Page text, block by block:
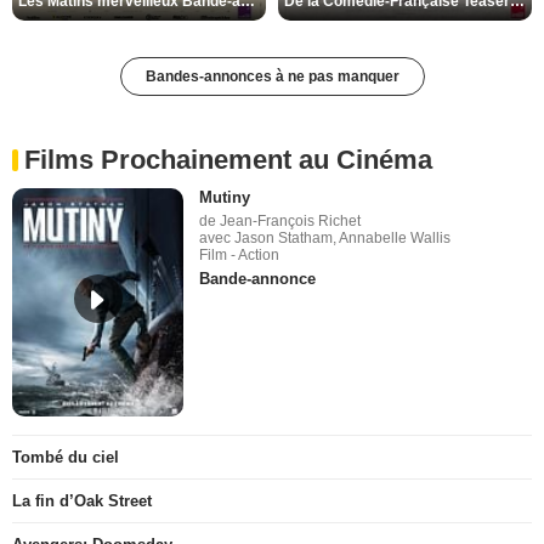
Bandes-annonces à ne pas manquer
Films Prochainement au Cinéma
Mutiny
de Jean-François Richet
avec Jason Statham, Annabelle Wallis
Film - Action
Bande-annonce
Tombé du ciel
La fin d’Oak Street